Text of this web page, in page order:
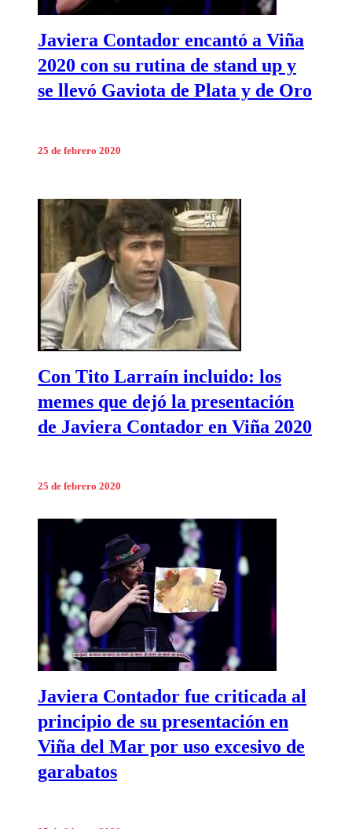
Javiera Contador encantó a Viña
2020 con su rutina de stand up y
se llevó Gaviota de Plata y de Oro
25 de febrero 2020
Con Tito Larraín incluido: los
memes que dejó la presentación
de Javiera Contador en Viña 2020
25 de febrero 2020
Javiera Contador fue criticada al
principio de su presentación en
Viña del Mar por uso excesivo de
garabatos